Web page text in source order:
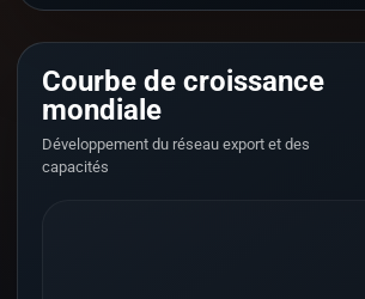
Courbe de croissance
mondiale
Développement du réseau export et des
capacités